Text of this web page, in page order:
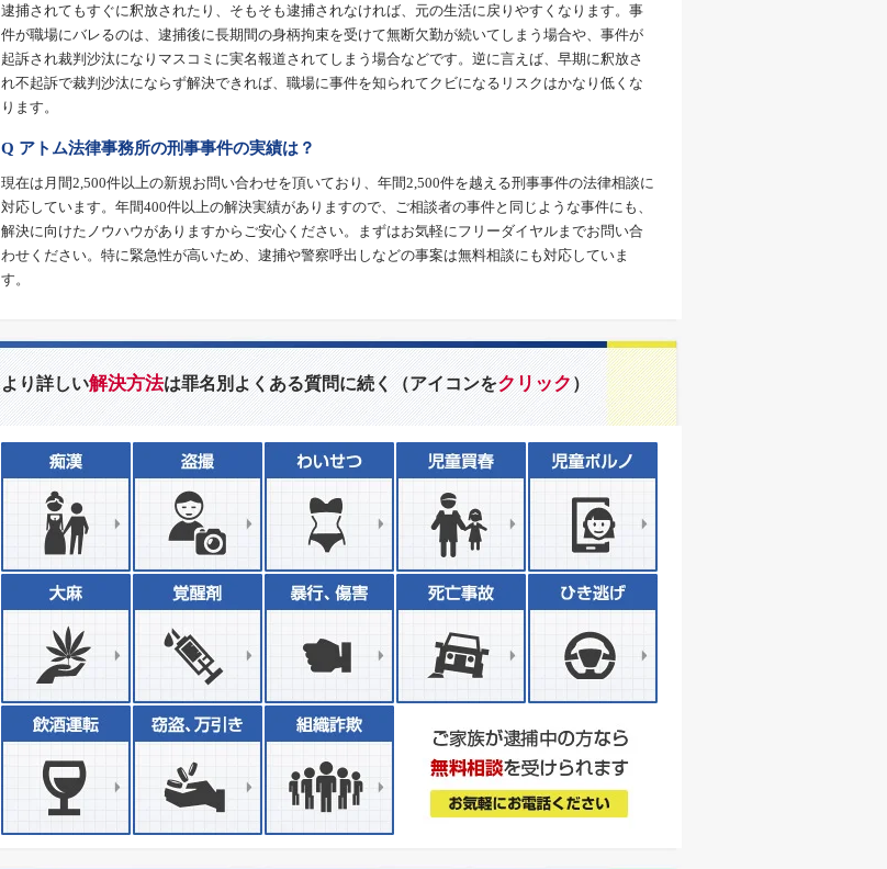
逮捕されてもすぐに釈放されたり、そもそも逮捕されなければ、元の生活に戻りやすくなります。事
件が職場にバレるのは、逮捕後に長期間の身柄拘束を受けて無断欠勤が続いてしまう場合や、事件が
起訴され裁判沙汰になりマスコミに実名報道されてしまう場合などです。逆に言えば、早期に釈放さ
れ不起訴で裁判沙汰にならず解決できれば、職場に事件を知られてクビになるリスクはかなり低くな
ります。
Q アトム法律事務所の刑事事件の実績は？
現在は月間2,500件以上の新規お問い合わせを頂いており、年間2,500件を越える刑事事件の法律相談に
対応しています。年間400件以上の解決実績がありますので、ご相談者の事件と同じような事件にも、
解決に向けたノウハウがありますからご安心ください。まずはお気軽にフリーダイヤルまでお問い合
わせください。特に緊急性が高いため、逮捕や警察呼出しなどの事案は無料相談にも対応していま
す。
より詳しい解決方法は罪名別よくある質問に続く（アイコンをクリック）